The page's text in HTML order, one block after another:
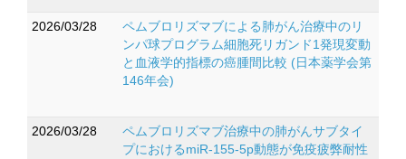
2026/03/28
ペムブロリズマブによる肺がん治療中のリ
ンパ球プログラム細胞死リガンド1発現変動
と血液学的指標の癌腫間比較 (日本薬学会第
146年会)
2026/03/28
ペムブロリズマブ治療中の肺がんサブタイ
プにおけるmiR-155-5p動態が免疫疲弊耐性